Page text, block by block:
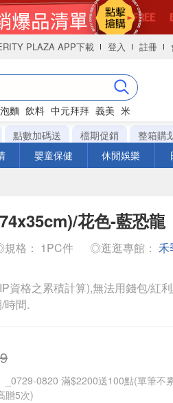
PLAZA APP下載 登入 註冊
泡麵 飲料 中元拜拜 義美 米
點數加碼送 檔期促銷 整箱購
嬰童保健 休閒娛樂
花色-藍恐龍
格： 1PC件 ◎逛逛專館： 禾
資格之累積計算),無法用錢包/紅
時間.
_0729-0820 滿$2200送100點(單筆不
贈5次)